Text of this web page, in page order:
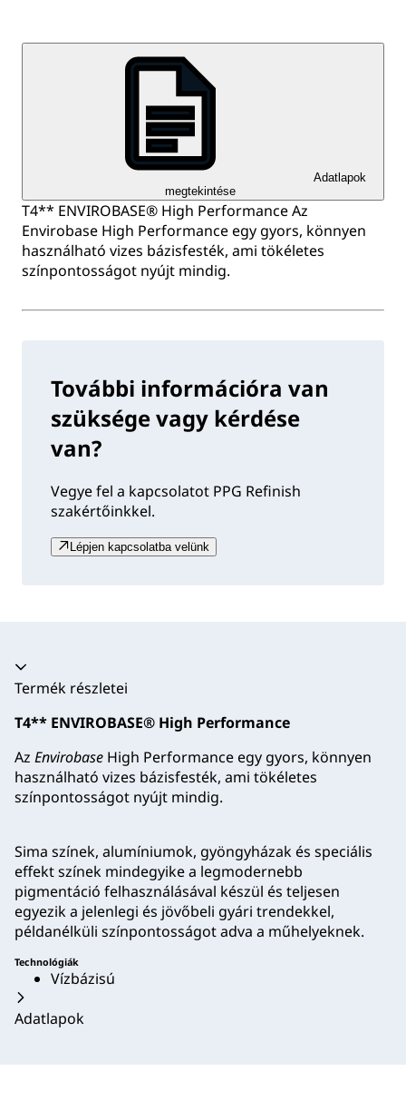
Adatlapok
megtekintése
T4** ENVIROBASE® High Performance Az
Envirobase High Performance egy gyors, könnyen
használható vizes bázisfesték, ami tökéletes
színpontosságot nyújt mindig.
További információra van
szüksége vagy kérdése
van?
Vegye fel a kapcsolatot PPG Refinish
szakértőinkkel.
Lépjen kapcsolatba velünk
Akkordion összecsukva
Termék részletei
T4** ENVIROBASE® High Performance
Az Envirobase High Performance egy gyors, könnyen
használható vizes bázisfesték, ami tökéletes
színpontosságot nyújt mindig.
Sima színek, alumíniumok, gyöngyházak és speciális
effekt színek mindegyike a legmodernebb
pigmentáció felhasználásával készül és teljesen
egyezik a jelenlegi és jövőbeli gyári trendekkel,
példanélküli színpontosságot adva a műhelyeknek.
Technológiák
Vízbázisú
Adatlapok